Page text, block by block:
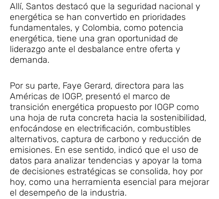
Allí, Santos destacó que la seguridad nacional y
energética se han convertido en prioridades
fundamentales, y Colombia, como potencia
energética, tiene una gran oportunidad de
liderazgo ante el desbalance entre oferta y
demanda.
Por su parte, Faye Gerard, directora para las
Américas de IOGP, presentó el marco de
transición energética propuesto por IOGP como
una hoja de ruta concreta hacia la sostenibilidad,
enfocándose en electrificación, combustibles
alternativos, captura de carbono y reducción de
emisiones. En ese sentido, indicó que el uso de
datos para analizar tendencias y apoyar la toma
de decisiones estratégicas se consolida, hoy por
hoy, como una herramienta esencial para mejorar
el desempeño de la industria.